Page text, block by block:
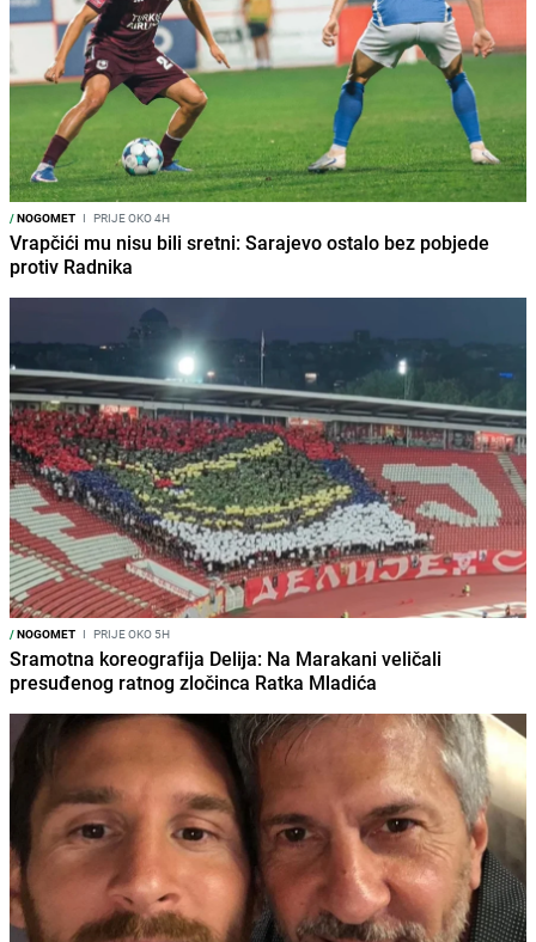
/NOGOMET I PRIJE OKO 4H
Vrapčići mu nisu bili sretni: Sarajevo ostalo bez pobjede
protiv Radnika
/NOGOMET I PRIJE OKO 5H
Sramotna koreografija Delija: Na Marakani veličali
presuđenog ratnog zločinca Ratka Mladića